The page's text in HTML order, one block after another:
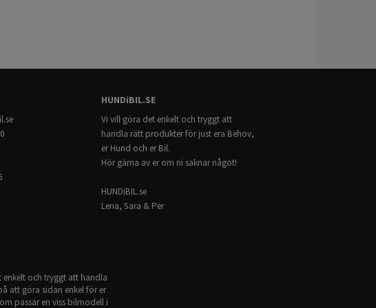
SPORTBACK (2021-)
HUNDiBIL.SE
Vi vill göra det enkelt och tryggt att
handla rätt produkter för just era Behov,
er Hund och er Bil.
Hör gärna av er om ni saknar något!
HUNDiBIL.se
Lena, Sara & Per
och tryggt att handla
att göra sidan enkel för er
passar en viss bilmodell i